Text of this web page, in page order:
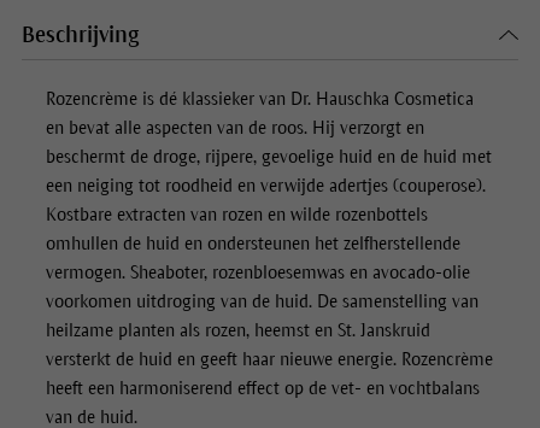
Beschrijving
Rozencrème is dé klassieker van Dr. Hauschka Cosmetica
en bevat alle aspecten van de roos. Hij verzorgt en
beschermt de droge, rijpere, gevoelige huid en de huid met
een neiging tot roodheid en verwijde adertjes (couperose).
Kostbare extracten van rozen en wilde rozenbottels
omhullen de huid en ondersteunen het zelfherstellende
vermogen. Sheaboter, rozenbloesemwas en avocado-olie
voorkomen uitdroging van de huid. De samenstelling van
heilzame planten als rozen, heemst en St. Janskruid
versterkt de huid en geeft haar nieuwe energie. Rozencrème
heeft een harmoniserend effect op de vet- en vochtbalans
van de huid.